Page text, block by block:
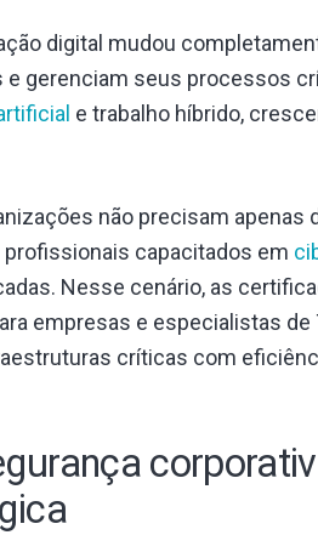
digital mudou
gerenciam seus processos
e trabalho híbrido,
não precisam
capacitados em
Nesse cenário, as
empresas e especialistas
críticas com